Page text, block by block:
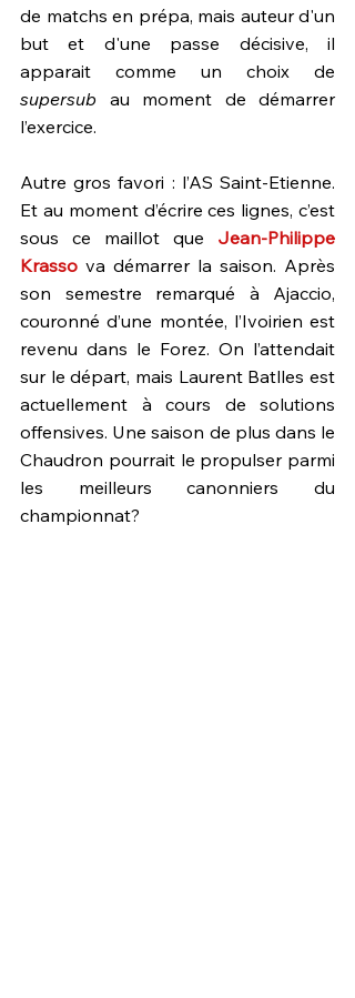
de matchs en prépa, mais auteur d'un
but et d'une passe décisive, il
supersub au moment de démarrer
l’exercice.
Autre gros favori : l’AS Saint-Etienne.
Et au moment d’écrire ces lignes, c’est
sous ce maillot que Jean-Philippe
Krasso va démarrer la saison. Après
son semestre remarqué à Ajaccio,
couronné d’une montée, l’Ivoirien est
revenu dans le Forez. On l’attendait
sur le départ, mais Laurent Batlles est
actuellement à cours de solutions
offensives. Une saison de plus dans le
Chaudron pourrait le propulser parmi
les meilleurs canonniers du
championnat?